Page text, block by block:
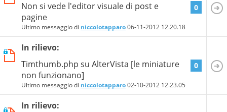
Non si vede l'editor visuale di post e
pagine
Ultimo messaggio di niccolotapparo06-11-2012 12.20.18
0
In rilievo:
Timthumb.php su AlterVista [le miniature
non funzionano]
Ultimo messaggio di niccolotapparo02-10-2012 12.23.05
0
In rilievo: